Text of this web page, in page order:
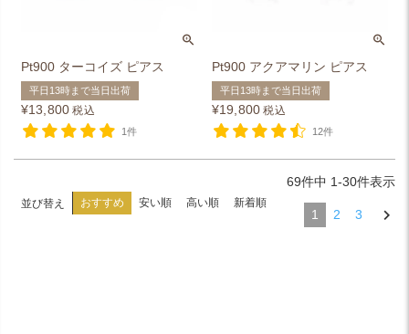
Pt900 ターコイズ ピアス
平日13時まで当日出荷
¥13,800 税込
1件
Pt900 アクアマリン ピアス
平日13時まで当日出荷
¥19,800 税込
12件
並び替え おすすめ 安い順 高い順 新着順
69件中 1-30件表示
1 2 3